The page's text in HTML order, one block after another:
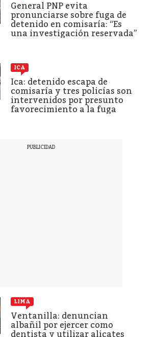
General PNP evita
pronunciarse sobre fuga de
detenido en comisaría: “Es
una investigación reservada”
ICA
Ica: detenido escapa de
comisaría y tres policías son
intervenidos por presunto
favorecimiento a la fuga
LIMA
Ventanilla: denuncian
albañil por ejercer como
dentista y utilizar alicates